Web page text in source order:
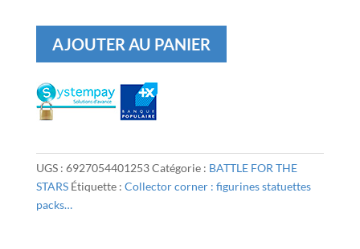
XS-
03
Pilot
figurine
Battle
AJOUTER AU PANIER
UGS : 6927054401253Catégorie : BATTLE FOR THE
STARS Étiquette : Collector corner : figurines statuettes
packs…